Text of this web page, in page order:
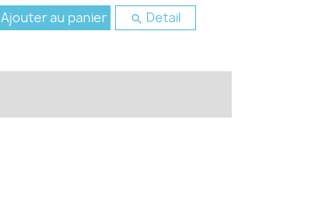
Ajouter au panier  Detail